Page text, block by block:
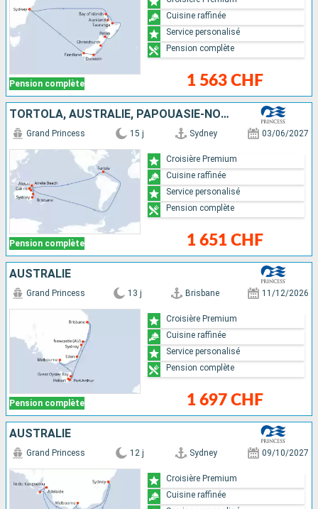
Pension complète 1 563 CHF
Cuisine raffinée
Service personalisé
Pension complète
TORTOLA, AUSTRALIE, PAPOUASIE-NOUVELLE-GUINÉE
Pension complète
Grand Princess 15 j Sydney 03/06/2027
1 651 CHF
Croisière Premium
Cuisine raffinée
Service personalisé
Pension complète
AUSTRALIE
Pension complète
Grand Princess 13 j Brisbane 11/12/2026
1 697 CHF
Croisière Premium
Cuisine raffinée
Service personalisé
Pension complète
AUSTRALIE
Grand Princess 12 j Sydney 09/10/2027
Croisière Premium
Cuisine raffinée